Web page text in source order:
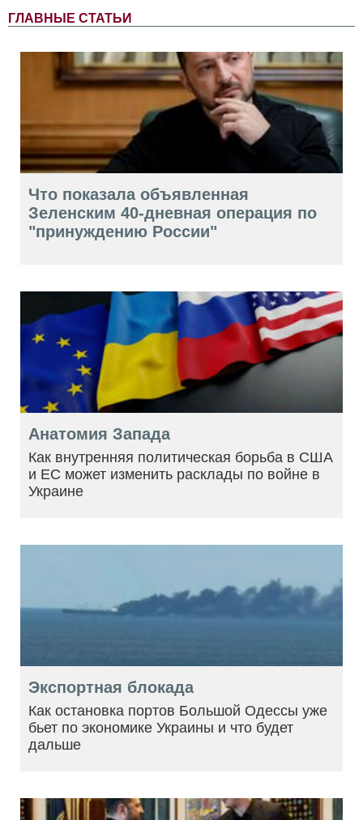
ГЛАВНЫЕ СТАТЬИ
Что показала объявленная
Зеленским 40-дневная операция по
"принуждению России"
Анатомия Запада
Как внутренняя политическая борьба в США
и ЕС может изменить расклады по войне в
Украине
Экспортная блокада
Как остановка портов Большой Одессы уже
бьет по экономике Украины и что будет
дальше